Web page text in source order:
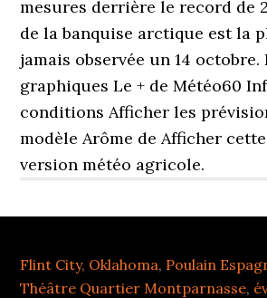
Flint City, Oklahoma, Poulain
Théâtre Quartier Montparnasse,